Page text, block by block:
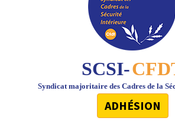
SCSI-
Syndicat majoritaire des Cadres de la
ADHÉSION